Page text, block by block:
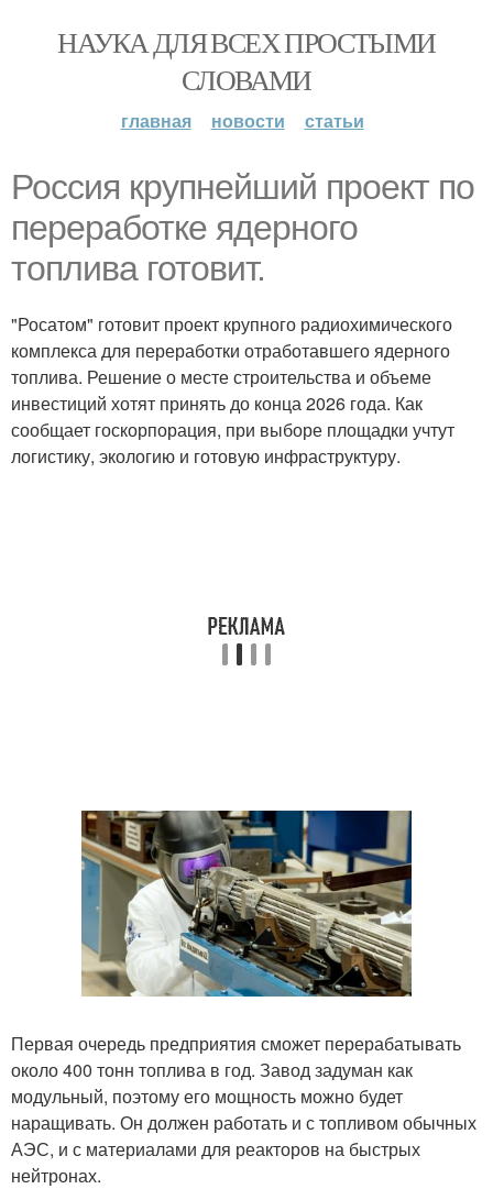
НАУКА ДЛЯ ВСЕХ ПРОСТЫМИ
СЛОВАМИ
главная новости статьи
Россия крупнейший проект по
переработке ядерного
топлива готовит.
"Росатом" готовит проект крупного радиохимического
комплекса для переработки отработавшего ядерного
топлива. Решение о месте строительства и объеме
инвестиций хотят принять до конца 2026 года. Как
сообщает госкорпорация, при выборе площадки учтут
логистику, экологию и готовую инфраструктуру.
Первая очередь предприятия сможет перерабатывать
около 400 тонн топлива в год. Завод задуман как
модульный, поэтому его мощность можно будет
наращивать. Он должен работать и с топливом обычных
АЭС, и с материалами для реакторов на быстрых
нейтронах.